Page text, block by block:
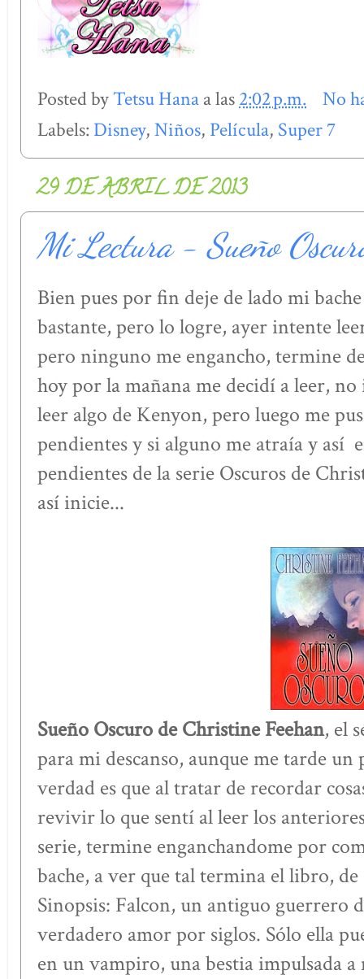
Posted byTetsu Hanaa las2:02 p.m.
No
Labels: Disney,Niños, Película, Super 7
29 DE ABRIL DE 2013
Mi Lectura - Sueño
Bien pues por fin deje de lado mi
bastante, pero lo logre, ayer intente
pero ninguno me engancho, termine
hoy por la mañana me decidí a leer,
leer algo de Kenyon, pero luego me
pendientes y si alguno me atraía y así
pendientes de la serie Oscuros de
así inicie...
Sueño Oscuro de Christine Feehan, el
para mi descanso, aunque me tarde un
verdad es que al tratar de recordar
revivir lo que sentí al leer los
serie, termine enganchandome por
bache, a ver que tal termina el libro,
Sinopsis: Falcon, un antiguo guerrero
verdadero amor por siglos. Sólo ella
en un vampiro, una bestia impulsada